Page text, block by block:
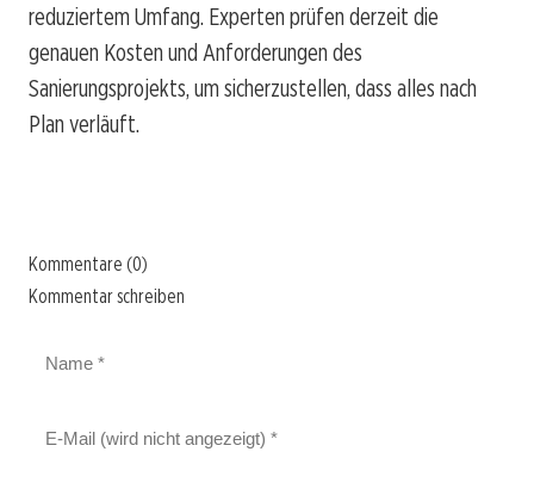
reduziertem Umfang. Experten prüfen derzeit die
genauen Kosten und Anforderungen des
Sanierungsprojekts, um sicherzustellen, dass alles nach
Plan verläuft.
Kommentare (0)
Kommentar schreiben